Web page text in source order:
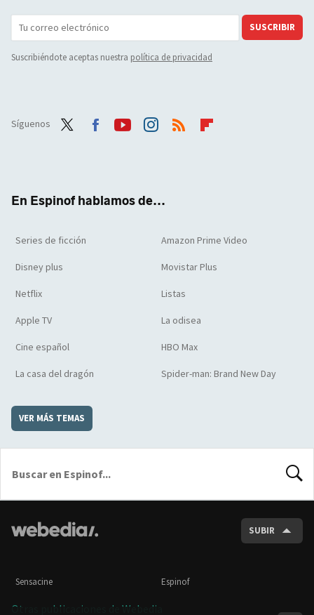
SUSCRIBIR
Suscribiéndote aceptas nuestra política de privacidad
Síguenos
En Espinof hablamos de...
Series de ficción Amazon Prime Video
Disney plus Movistar Plus
Netflix Listas
Apple TV La odisea
Cine español HBO Max
La casa del dragón Spider-man: Brand New Day
VER MÁS TEMAS
SUBIR
Sensacine Espinof
Otras publicaciones de Webedia